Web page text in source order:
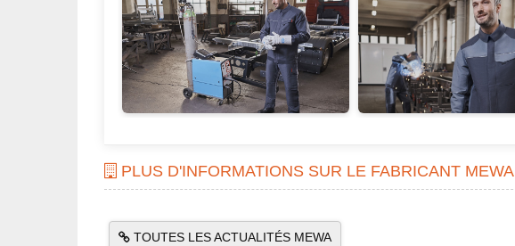
PLUS D'INFORMATIONS SUR LE FABRICANT MEWA
TOUTES LES ACTUALITÉS MEWA